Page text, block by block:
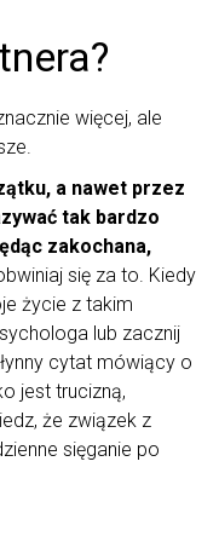
więcej, ale
a nawet przez
tak bardzo
zakochana,
się za to. Kiedy
życie z takim
lub zacznij
cytat mówiący o
jest trucizną,
że związek z
sięganie po